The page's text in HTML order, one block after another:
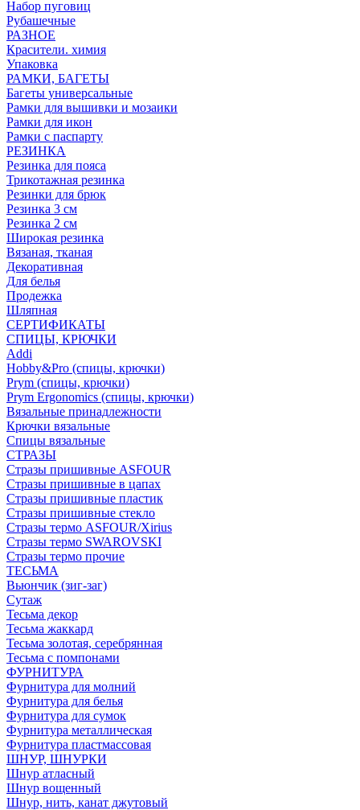
Набор пуговиц
Рубашечные
РАЗНОЕ
Красители. химия
Упаковка
РАМКИ, БАГЕТЫ
Багеты универсальные
Рамки для вышивки и мозаики
Рамки для икон
Рамки с паспарту
РЕЗИНКА
Резинка для пояса
Трикотажная резинка
Резинки для брюк
Резинка 3 см
Резинка 2 см
Широкая резинка
Вязаная, тканая
Декоративная
Для белья
Продежка
Шляпная
СЕРТИФИКАТЫ
СПИЦЫ, КРЮЧКИ
Addi
Hobby&Pro (спицы, крючки)
Prym (спицы, крючки)
Prym Ergonomics (спицы, крючки)
Вязальные принадлежности
Крючки вязальные
Спицы вязальные
СТРАЗЫ
Стразы пришивные ASFOUR
Стразы пришивные в цапах
Стразы пришивные пластик
Стразы пришивные стекло
Стразы термо ASFOUR/Xirius
Стразы термо SWAROVSKI
Стразы термо прочие
ТЕСЬМА
Вьюнчик (зиг-заг)
Сутаж
Тесьма декор
Тесьма жаккард
Тесьма золотая, серебрянная
Тесьма с помпонами
ФУРНИТУРА
Фурнитура для молний
Фурнитура для белья
Фурнитура для сумок
Фурнитура металлическая
Фурнитура пластмассовая
ШНУР, ШНУРКИ
Шнур атласный
Шнур вощенный
Шнур, нить, канат джутовый